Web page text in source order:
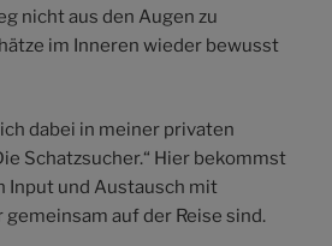
nicht aus den Augen zu
im Inneren wieder bewusst
dabei in meiner privaten
Schatzsucher.“ Hier bekommst
Input und Austausch mit
auf der Reise sind.